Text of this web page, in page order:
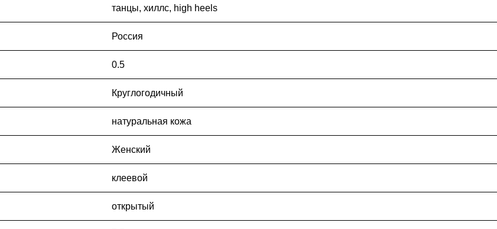
танцы, хиллс, high heels
Россия
0.5
Круглогодичный
натуральная кожа
Женский
клеевой
открытый